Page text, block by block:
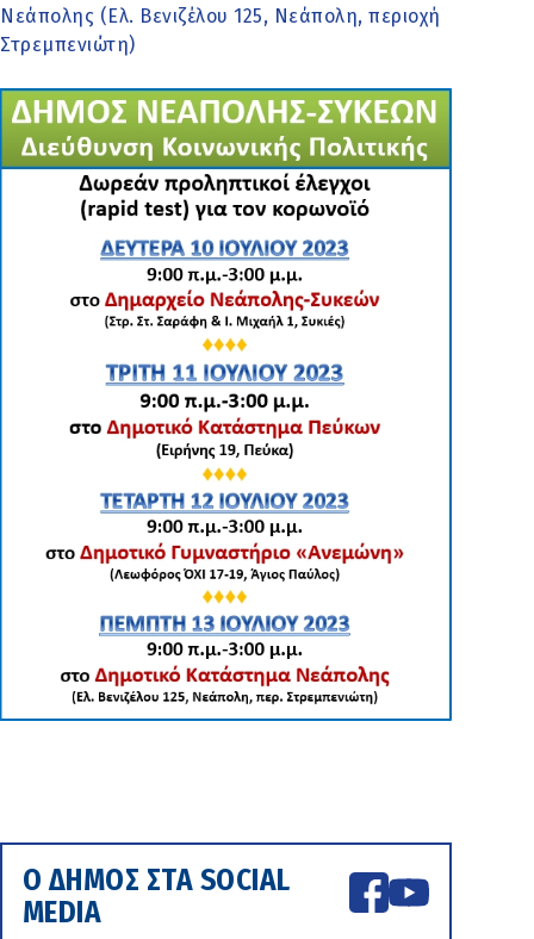
Νεάπολης (Ελ. Βενιζέλου 125, Νεάπολη, περιοχή
Στρεμπενιώτη)
Ο ΔΗΜΟΣ ΣΤΑ SOCIAL
MEDIA